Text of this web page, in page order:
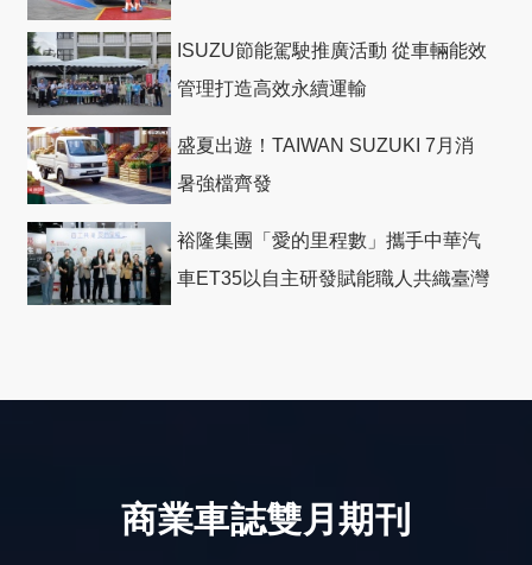
ISUZU節能駕駛推廣活動 從車輛能效
管理打造高效永續運輸
盛夏出遊！TAIWAN SUZUKI 7月消
暑強檔齊發
裕隆集團「愛的里程數」攜手中華汽
車ET35以自主研發賦能職人共織臺灣
商業車誌雙月期刊